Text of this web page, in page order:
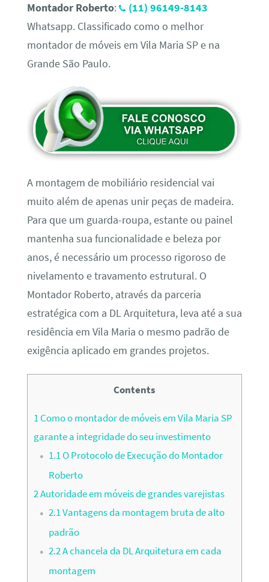
Montador Roberto:
(11) 96149-8143
Whatsapp. Classificado como o melhor
montador de móveis em Vila Maria SP e na
Grande São Paulo.
A montagem de mobiliário residencial vai
muito além de apenas unir peças de madeira.
Para que um guarda-roupa, estante ou painel
mantenha sua funcionalidade e beleza por
anos, é necessário um processo rigoroso de
nivelamento e travamento estrutural. O
Montador Roberto, através da parceria
estratégica com a DL Arquitetura, leva até a sua
residência em Vila Maria o mesmo padrão de
exigência aplicado em grandes projetos.
Contents
1Como o montador de móveis em Vila Maria SP
garante a integridade do seu investimento
1.1O Protocolo de Execução do Montador
Roberto
2Autoridade em móveis de grandes varejistas
2.1Vantagens da montagem bruta de alto
padrão
2.2A chancela da DL Arquitetura em cada
montagem